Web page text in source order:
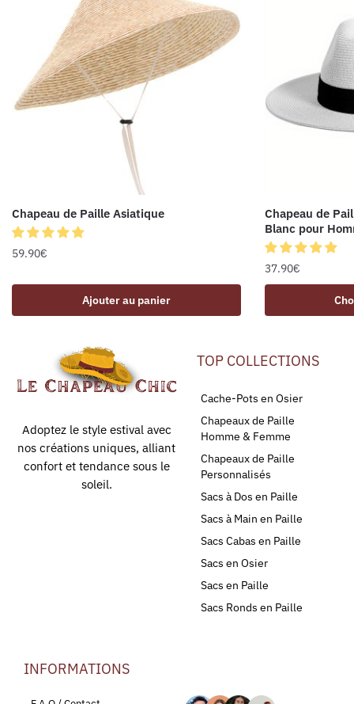
Chapeau de Paille Asiatique
59.90€
Ajouter au panier
Chapeau de
Blanc pour
37.90€
Adoptez le style estival avec
nos créations uniques, alliant
confort et tendance sous le
soleil.
TOP COLLECTIONS
Cache-Pots en Osier
Chapeaux de Paille
Homme & Femme
Chapeaux de Paille
Personnalisés
Sacs à Dos en Paille
Sacs à Main en Paille
Sacs Cabas en Paille
Sacs en Osier
Sacs en Paille
Sacs Ronds en Paille
INFORMATIONS